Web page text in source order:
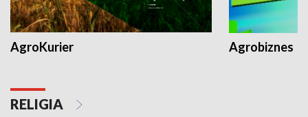
AgroKurier Agrobiznes
RELIGIA